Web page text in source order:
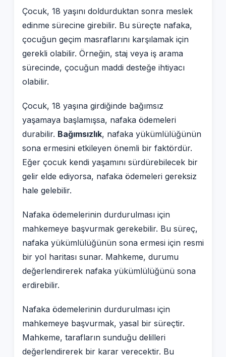
Çocuk, 18 yaşını doldurduktan sonra meslek
edinme sürecine girebilir. Bu süreçte nafaka,
çocuğun geçim masraflarını karşılamak için
gerekli olabilir. Örneğin, staj veya iş arama
sürecinde, çocuğun maddi desteğe ihtiyacı
olabilir.
Çocuk, 18 yaşına girdiğinde bağımsız
yaşamaya başlamışsa, nafaka ödemeleri
durabilir. Bağımsızlık, nafaka yükümlülüğünün
sona ermesini etkileyen önemli bir faktördür.
Eğer çocuk kendi yaşamını sürdürebilecek bir
gelir elde ediyorsa, nafaka ödemeleri gereksiz
hale gelebilir.
Nafaka ödemelerinin durdurulması için
mahkemeye başvurmak gerekebilir. Bu süreç,
nafaka yükümlülüğünün sona ermesi için resmi
bir yol haritası sunar. Mahkeme, durumu
değerlendirerek nafaka yükümlülüğünü sona
erdirebilir.
Nafaka ödemelerinin durdurulması için
mahkemeye başvurmak, yasal bir süreçtir.
Mahkeme, tarafların sunduğu delilleri
değerlendirerek bir karar verecektir. Bu